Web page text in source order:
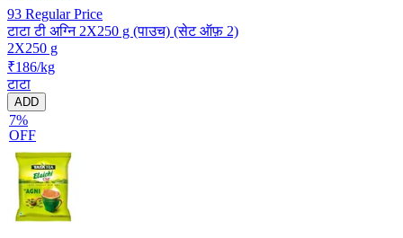
93 Regular Price
टाटा टी अग्नि 2X250 g (पाउच) (सेट ऑफ़ 2)
2X250 g
₹186/kg
टाटा
ADD
7%
OFF